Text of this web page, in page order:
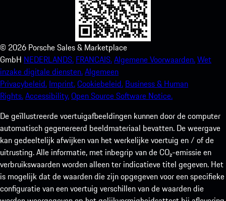
© 2026 Porsche Sales & Marketplace
GmbH NEDERLANDS. FRANCAIS.Algemene Voorwaarden.Wet
inzake digitale diensten.Algemeen
Privacybeleid. Imprint.Cookiebeleid. Business & Human
Rights.Accessibility.Open Source Software Notice.
De geïllustreerde voertuigafbeeldingen kunnen door de computer
automatisch gegenereerd beeldmateriaal bevatten. De weergave
kan gedeeltelijk afwijken van het werkelijke voertuig en / of de
uitrusting. Alle informatie, met inbegrip van de CO₂-emissie en
verbruikswaarden worden alleen ter indicatieve titel gegeven. Het
is mogelijk dat de waarden die zijn opgegeven voor een specifieke
configuratie van een voertuig verschillen van de waarden die